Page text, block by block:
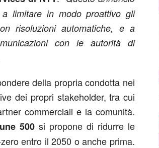
a limitare in modo proattivo gli
risoluzioni automatiche, e a
con le autorità di
della propria condotta nei
dei propri stakeholder, tra cui
commerciali e la comunità.
500 si propone di ridurre le
entro il 2050 o anche prima.